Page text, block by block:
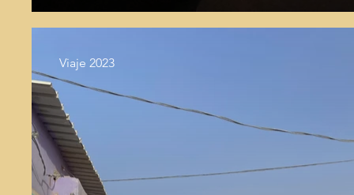
Viaje 2023